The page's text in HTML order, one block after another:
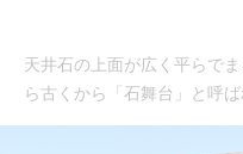
天井石の上面が広く平らで
ら古くから「石舞台」と呼ば